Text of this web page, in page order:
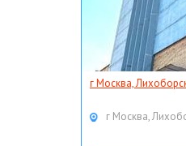
г Москва,
г Москва,